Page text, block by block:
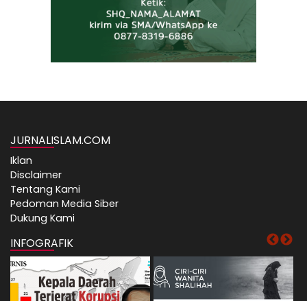
JURNALISLAM.COM
Iklan
Disclaimer
Tentang Kami
Pedoman Media Siber
Dukung Kami
INFOGRAFIK